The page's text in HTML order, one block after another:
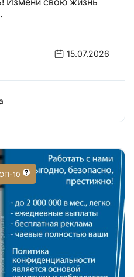
15.07.2026
10